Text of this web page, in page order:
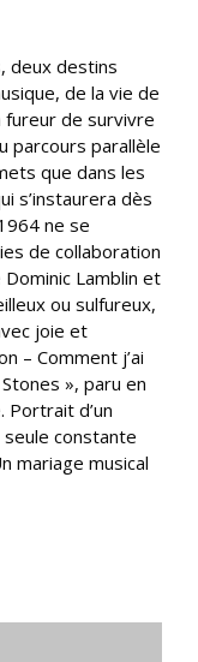
deux destins
de la vie de
de survivre
parcours parallèle
que dans les
s’instaurera dès
ne se
de collaboration
Lamblin et
ou sulfureux,
joie et
– Comment j’ai
», paru en
d’un
constante
mariage musical